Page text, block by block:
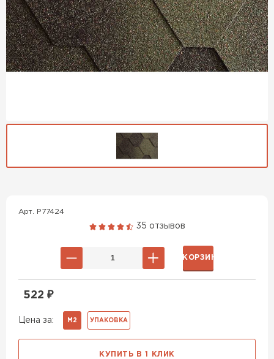
Арт. P77424
35 отзывов
Цена за: М2 УПАКОВКА
522 ₽
В КОРЗИНУ
КУПИТЬ В 1 КЛИК